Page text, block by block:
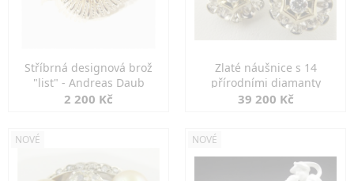
Stříbrná designová brož
"list" - Andreas Daub
2 200 Kč
Zlaté náušnice s 14
přírodními diamanty
39 200 Kč
NOVÉ NOVÉ